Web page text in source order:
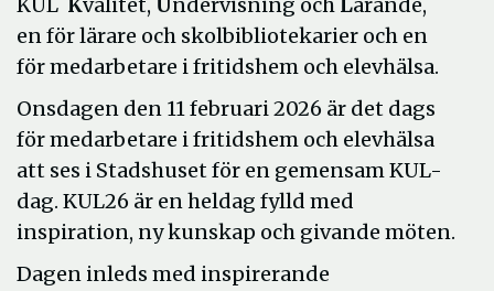
en för lärare och skolbibliotekarier och en
för medarbetare i fritidshem och elevhälsa.
Onsdagen den 11 februari 2026 är det dags
för medarbetare i fritidshem och elevhälsa
att ses i Stadshuset för en gemensam KUL-
dag. KUL26 är en heldag fylld med
inspiration, ny kunskap och givande möten.
Dagen inleds med inspirerande